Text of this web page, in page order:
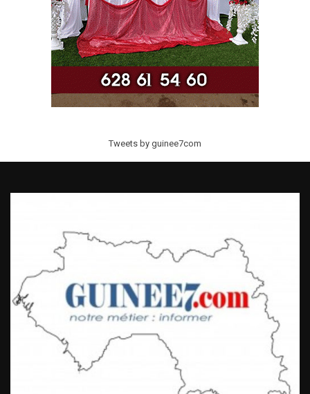
Tweets by guinee7com